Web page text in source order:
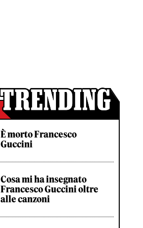
È morto Francesco
Guccini
Cosa mi ha insegnato
Francesco Guccini oltre
alle canzoni